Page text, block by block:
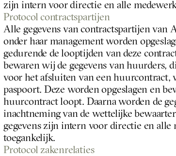
zijn intern voor directie en alle
Protocol contractspartijen
Alle gegevens van contractspartijen van
onder haar management worden
gedurende de looptijden van deze
bewaren wij de gegevens van huurders,
voor het afsluiten van een huurcontract,
paspoort. Deze worden opgeslagen en
huurcontract loopt. Daarna worden de
inachtneming van de wettelijke
gegevens zijn intern voor directie en alle
toegankelijk.
Protocol zakenrelaties